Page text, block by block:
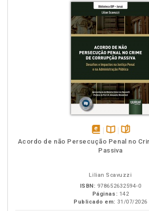
disponível
em
Disponível
na
páginas
Acordo de não Persecução Penal no
Passiva
Lilian Scavuzzi
ISBN: 978652632594-0
Páginas: 142
Publicado em: 31/07/2026